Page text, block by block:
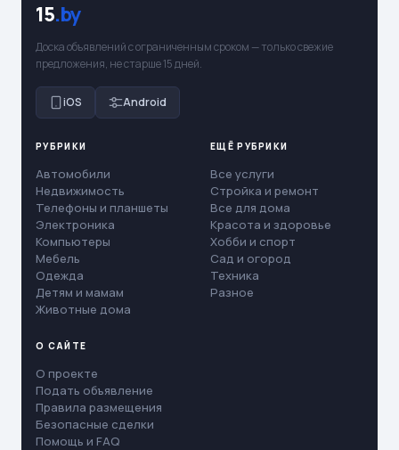
15.by
Доска объявлений с ограниченным сроком — только свежие
предложения, не старше 15 дней.
iOS Android
РУБРИКИ
Автомобили
Недвижимость
Телефоны и планшеты
Электроника
Компьютеры
Мебель
Одежда
Детям и мамам
Животные дома
ЕЩЁ РУБРИКИ
Все услуги
Стройка и ремонт
Все для дома
Красота и здоровье
Хобби и спорт
Сад и огород
Техника
Разное
О САЙТЕ
О проекте
Подать объявление
Правила размещения
Безопасные сделки
Помощь и FAQ